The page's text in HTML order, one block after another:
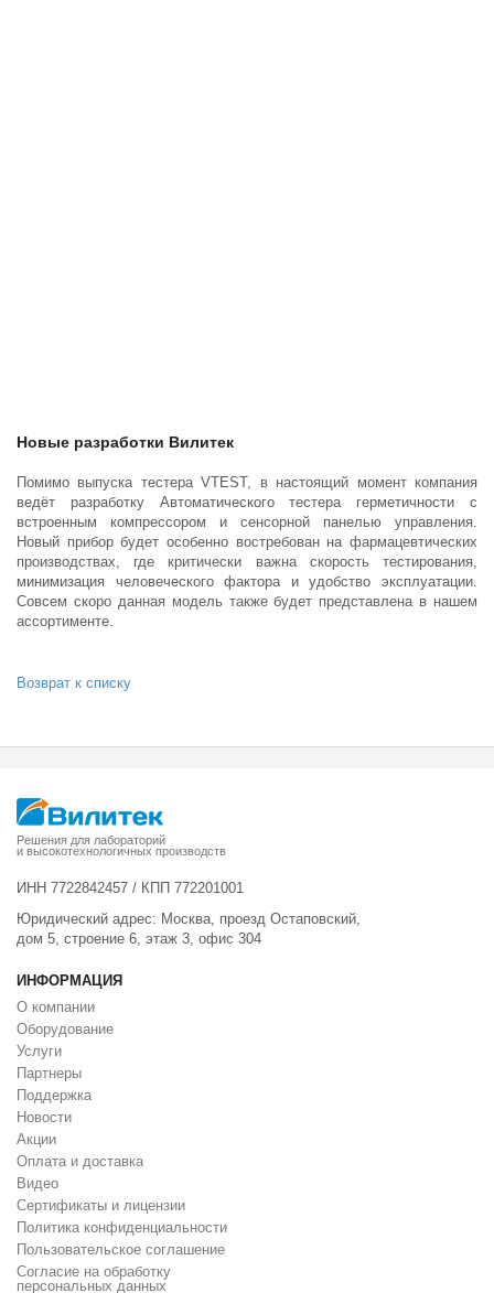
Новые разработки Вилитек
Помимо выпуска тестера VTEST, в настоящий момент компания
ведёт разработку Автоматического тестера герметичности с
встроенным компрессором и сенсорной панелью управления.
Новый прибор будет особенно востребован на фармацевтических
производствах, где критически важна скорость тестирования,
минимизация человеческого фактора и удобство эксплуатации.
Совсем скоро данная модель также будет представлена в нашем
ассортименте.
Возврат к списку
Решения для лабораторий
и высокотехнологичных производств
ИНН 7722842457 / КПП 772201001
Юридический адрес: Москва, проезд Остаповский,
дом 5, строение 6, этаж 3, офис 304
ИНФОРМАЦИЯ
О компании
Оборудование
Услуги
Партнеры
Поддержка
Новости
Акции
Оплата и доставка
Видео
Сертификаты и лицензии
Политика конфиденциальности
Пользовательское соглашение
Cогласие на обработку
персональных данных